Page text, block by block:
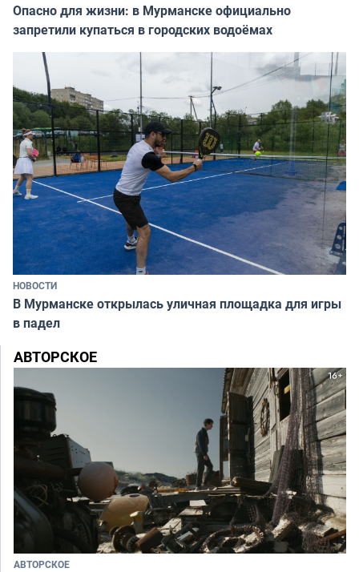
Опасно для жизни: в Мурманске официально
запретили купаться в городских водоёмах
НОВОСТИ
В Мурманске открылась уличная площадка для игры
в падел
АВТОРСКОЕ
АВТОРСКОЕ